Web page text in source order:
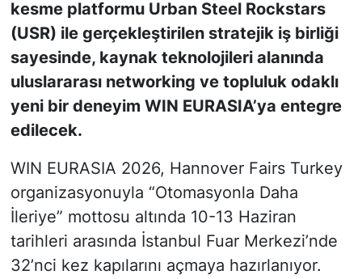
kesme platformu Urban Steel Rockstars
(USR) ile gerçekleştirilen stratejik iş birliği
sayesinde, kaynak teknolojileri alanında
uluslararası networking ve topluluk odaklı
yeni bir deneyim WIN EURASIA’ya entegre
edilecek.
WIN EURASIA 2026, Hannover Fairs Turkey
organizasyonuyla “Otomasyonla Daha
İleriye” mottosu altında 10-13 Haziran
tarihleri arasında İstanbul Fuar Merkezi’nde
32’nci kez kapılarını açmaya hazırlanıyor.